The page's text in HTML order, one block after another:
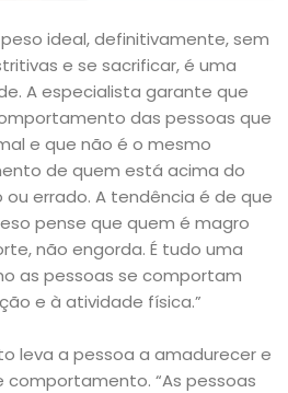
ideal, definitivamente, sem
e se sacrificar, é uma
A especialista garante que
das pessoas que
e que não é o mesmo
de quem está acima do
ou errado. A tendência é de que
pense que quem é magro
não engorda. É tudo uma
as pessoas se comportam
e à atividade física.”
leva a pessoa a amadurecer e
comportamento. “As pessoas